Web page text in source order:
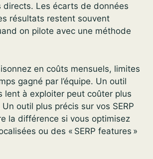
directs. Les écarts de données
résultats restent souvent
on pilote avec une méthode
en coûts mensuels, limites
gagné par l’équipe. Un outil
lent à exploiter peut coûter plus
outil plus précis sur vos SERP
la différence si vous optimisez
ou des « SERP features »